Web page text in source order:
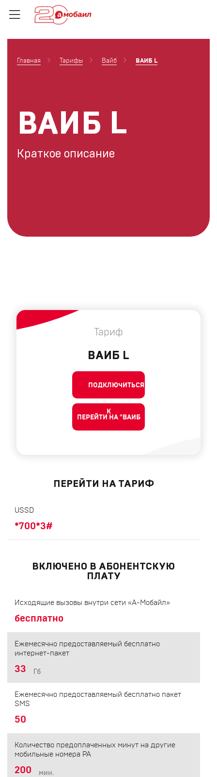
Главная Тарифы Вайб ВАИБ L
ВАИБ L
Краткое описание
Тариф
ВАИБ L
ПОДКЛЮЧИТЬСЯ
К
ПЕРЕЙТИ НА "ВАИБ
ПЕРЕЙТИ НА ТАРИФ
USSD
*700*3#
ВКЛЮЧЕНО В АБОНЕНТСКУЮ
ПЛАТУ
Исходящие вызовы внутри сети «А-Мобайл»
бесплатно
Ежемесячно предоставляемый бесплатно
интернет-пакет
33 Гб
Ежемесячно предоставляемый бесплатно пакет
SMS
50
Количество предоплаченных минут на другие
мобильные номера РА
200 мин.